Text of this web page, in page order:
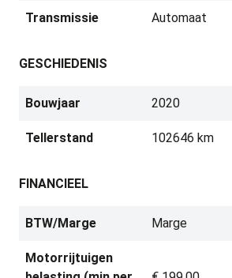
Transmissie Automaat
GESCHIEDENIS
Bouwjaar 2020
Tellerstand 102646 km
FINANCIEEL
BTW/Marge Marge
Motorrijtuigen